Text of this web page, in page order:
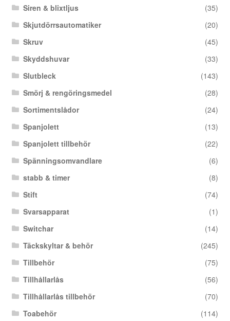
Siren & blixtljus
(35)
Skjutdörrsautomatiker
(20)
Skruv
(45)
Skyddshuvar
(33)
Slutbleck
(143)
Smörj & rengöringsmedel
(28)
Sortimentslådor
(24)
Spanjolett
(13)
Spanjolett tillbehör
(22)
Spänningsomvandlare
(6)
stabb & timer
(8)
Stift
(74)
Svarsapparat
(1)
Switchar
(14)
Täckskyltar & behör
(245)
Tillbehör
(75)
Tillhållarlås
(56)
Tillhållarlås tillbehör
(70)
Toabehör
(114)